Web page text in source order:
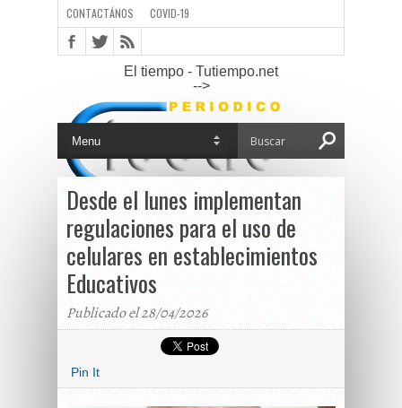
CONTACTÁNOS COVID-19
El tiempo - Tutiempo.net
-->
Desde el lunes implementan
regulaciones para el uso de
celulares en establecimientos
Educativos
Publicado el 28/04/2026
Pin It